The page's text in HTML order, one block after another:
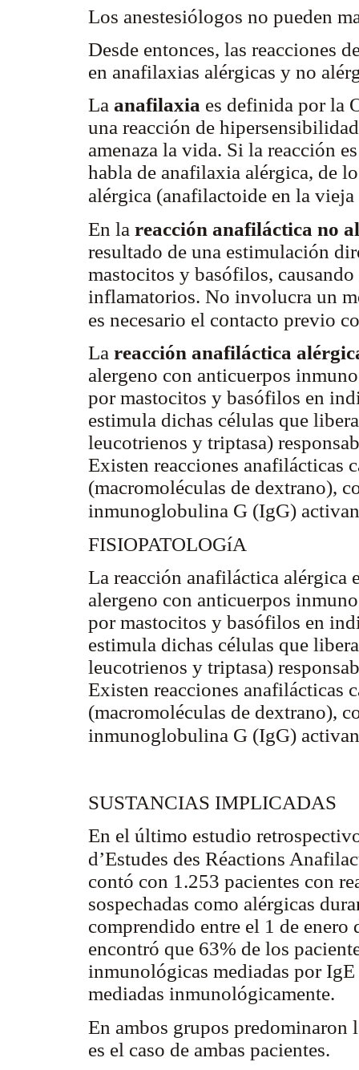
Los anestesiólogos no pueden
Desde entonces, las reacciones
en anafilaxias alérgicas y no
La anafilaxia es definida por la
una reacción de
amenaza la vida. Si la reacción
habla de anafilaxia alérgica, de
alérgica (anafilactoide en la
En la reacción anafiláctica no
resultado de una estimulación
mastocitos y basófilos,
inflamatorios. No involucra un
es necesario el contacto previo
La reacción anafiláctica
alergeno con anticuerpos
por mastocitos y basófilos en
estimula dichas células que
leucotrienos y triptasa)
Existen reacciones anafilácticas
(macromoléculas de dextrano),
inmunoglobulina G (IgG)
FISIOPATOLOGíA
La reacción anafiláctica alérgica
alergeno con anticuerpos
por mastocitos y basófilos en
estimula dichas células que
leucotrienos y triptasa)
Existen reacciones anafilácticas
(macromoléculas de dextrano),
inmunoglobulina G (IgG)
SUSTANCIAS IMPLICADAS
En el último estudio
d’Estudes des Réactions
contó con 1.253 pacientes con
sospechadas como alérgicas
comprendido entre el 1 de
encontró que 63% de los
inmunológicas mediadas por
mediadas inmunológicamente.
En ambos grupos predominaron
es el caso de ambas pacientes.